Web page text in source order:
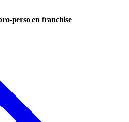
perso en franchise